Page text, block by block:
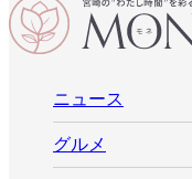
ニュース
グルメ